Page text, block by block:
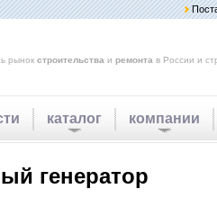
рынок строительства и ремонта в России и
каталог компании
генератор